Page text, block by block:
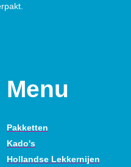
Menu
Pakketten
Kado's
Hollandse Lekkernijen